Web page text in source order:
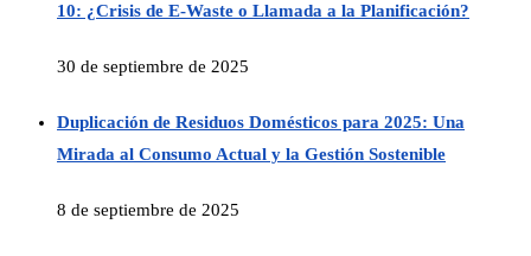
10: ¿Crisis de E-Waste o Llamada a la Planificación?
30 de septiembre de 2025
Duplicación de Residuos Domésticos para 2025: Una
Mirada al Consumo Actual y la Gestión Sostenible
8 de septiembre de 2025